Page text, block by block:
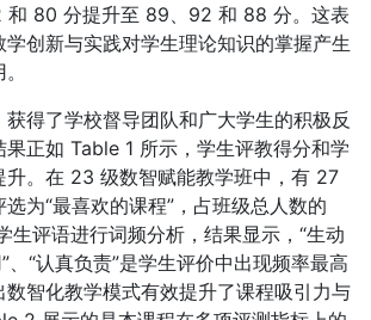
和 80 分提升至 89、92 和 88 分。这表
学创新与实践对学生理论知识的掌握产生
得了学校督导团队和广大学生的积极反
正如 Table 1 所示，学生评教得分和学
升。在 23 级数智赋能教学班中，有 27
为“最喜欢的课程”，占班级总人数的
生评语进行词频分析，结果显示，“生动
、“认真负责”是学生评价中出现频率最高
数智化教学模式有效提升了课程吸引力与